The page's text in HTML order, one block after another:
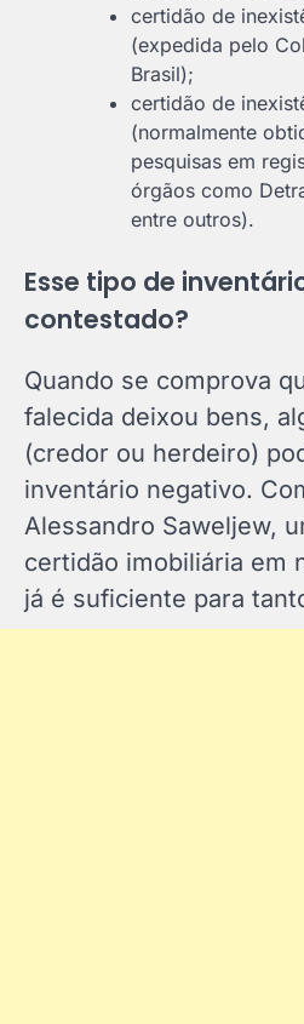
certidão de
(expedida pelo
Brasil);
certidão de
(normalmente
pesquisas em
órgãos como
entre outros).
Esse tipo de
contestado?
Quando se comprova
falecida deixou bens,
(credor ou herdeiro)
inventário negativo.
Alessandro Saweljew,
certidão imobiliária em
já é suficiente para